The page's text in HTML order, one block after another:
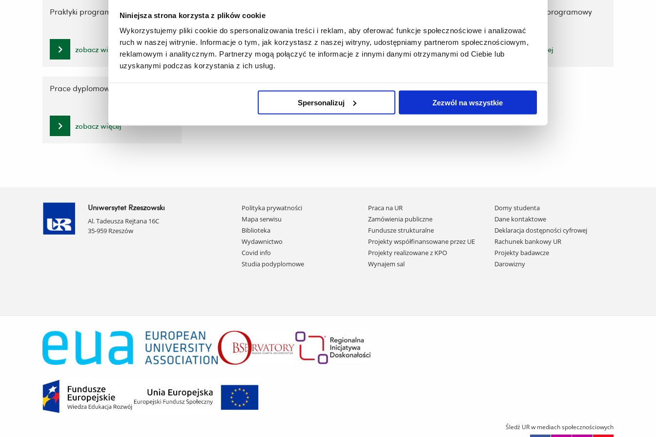
Niniejsza strona korzysta z plików cookie
Wykorzystujemy pliki cookie do spersonalizowania treści i reklam, aby oferować funkcje społecznościowe i analizować
ruch w naszej witrynie. Informacje o tym, jak korzystasz z naszej witryny, udostępniamy partnerom społecznościowym,
reklamowym i analitycznym. Partnerzy mogą połączyć te informacje z innymi danymi otrzymanymi od Ciebie lub
uzyskanymi podczas korzystania z ich usług.
Spersonalizuj Zezwól na wszystkie
Praktyki programowe
zobacz więcej
Sylwetka absolwenta
zobacz więcej zobacz więcej
Kierownik i zespół programowy
zobacz więcej
Prace dyplomowe
zobacz więcej
Uniwersytet Rzeszowski
Al. Tadeusza Rejtana 16C
35-959 Rzeszów
Pomiń
nawigację
i
przejdź
do
treści
Polityka prywatności
Mapa serwisu
Biblioteka
Wydawnictwo
Covid info
Studia podyplomowe
Praca na UR
Zamówienia publiczne
Fundusze strukturalne
Projekty współfinansowane przez UE
Projekty realizowane z KPO
Wynajem sal
Domy studenta
Dane kontaktowe
Deklaracja dostępności cyfrowej
Rachunek bankowy UR
Projekty badawcze
Darowizny
Śledź UR w mediach społecznościowych